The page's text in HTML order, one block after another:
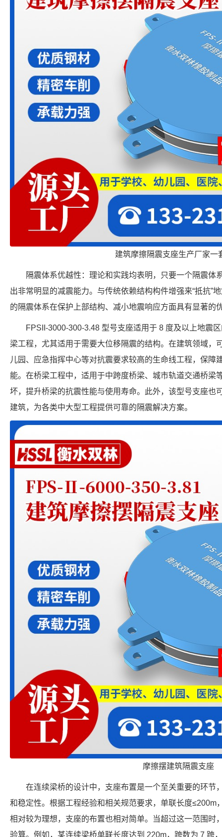
建筑摩擦隔震支座生产厂家一
隔震体系优越性：理论和实践均表明，只要一个隔震体
出非常明显的减震能力。与传统依赖结构构件增强来“抵抗”
的隔震体系在保护上部结构、减小地震响应方面具有显著的
FPSII-3000-300-3.48 型号支座适用于 8 度及以上地震
梁工程，尤其适用于需要大位移隔震的结构。在建筑领域，
儿园、应急指挥中心等对抗震要求较高的生命线工程，保障
能。在桥梁工程中，适用于中跨度桥梁、城市轨道交通桥梁
坏，提升桥梁的抗震性能与使用寿命。此外，该型号支座也
建筑，为各类中大型工程提供可靠的隔震解决方案。
摩擦摆建筑隔震支座
在连续梁桥的设计中，支座布置是一个至关重要的环节
和稳定性。根据工程经验和相关规范要求，单联长度≤200m
相对较为理想，支座的布置也相对简单。当超过这一范围时
验算。例如，某连续梁桥单联长度达到 220m，跨数为 7 跨